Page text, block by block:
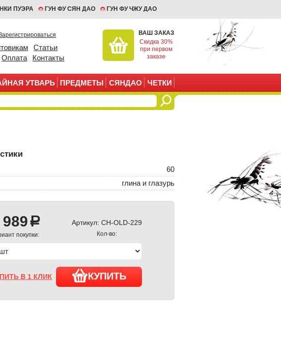
ПУЭРА ГУН ФУ СЯН ДАО ГУН ФУ ЧЖУ ДАО
Статьи
Оплата Контакты
ВАШ ЗАКАЗ
Скидка 30%
при первом
заказе
УТВАРЬ ПРЕДМЕТЫ СЯНДАО ЧЕТКИ
60
глина и глазурь
a
покупки:
Артикул: CH-OLD-229
Кол-во:
В 1 КЛИК КУПИТЬ